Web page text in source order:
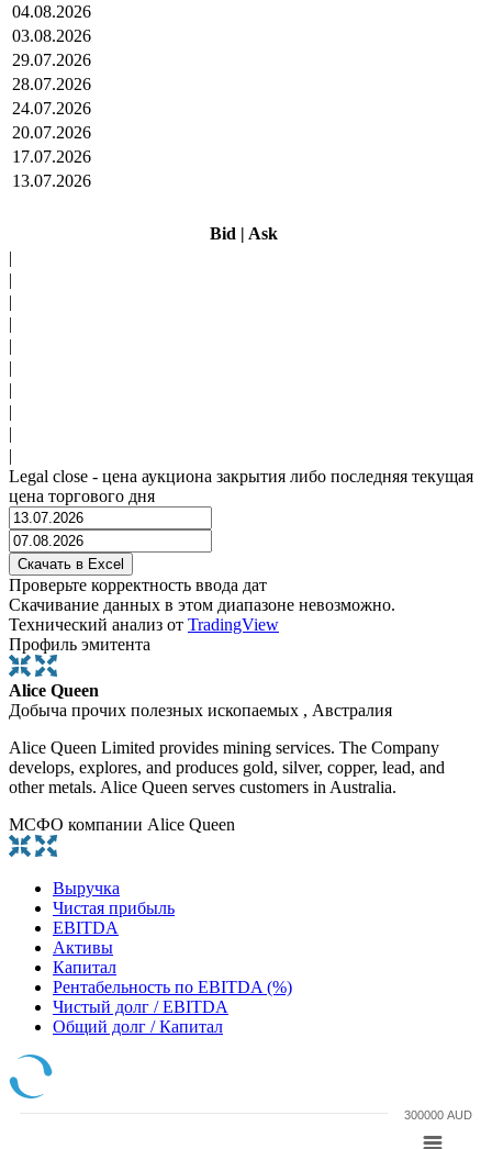
04.08.2026
03.08.2026
29.07.2026
28.07.2026
24.07.2026
20.07.2026
17.07.2026
13.07.2026
Bid | Ask
|
|
|
|
|
|
|
|
|
|
Legal close - цена аукциона закрытия либо последняя текущая
цена торгового дня
Проверьте корректность ввода дат
Скачивание данных в этом диапазоне невозможно.
Технический анализ от TradingView
Профиль эмитента
Alice Queen
Добыча прочих полезных ископаемых , Австралия
Alice Queen Limited provides mining services. The Company
develops, explores, and produces gold, silver, copper, lead, and
other metals. Alice Queen serves customers in Australia.
МСФО компании Alice Queen
Выручка
Чистая прибыль
EBITDA
Активы
Капитал
Рентабельность по EBITDA (%)
Чистый долг / EBITDA
Общий долг / Капитал
300000 AUD